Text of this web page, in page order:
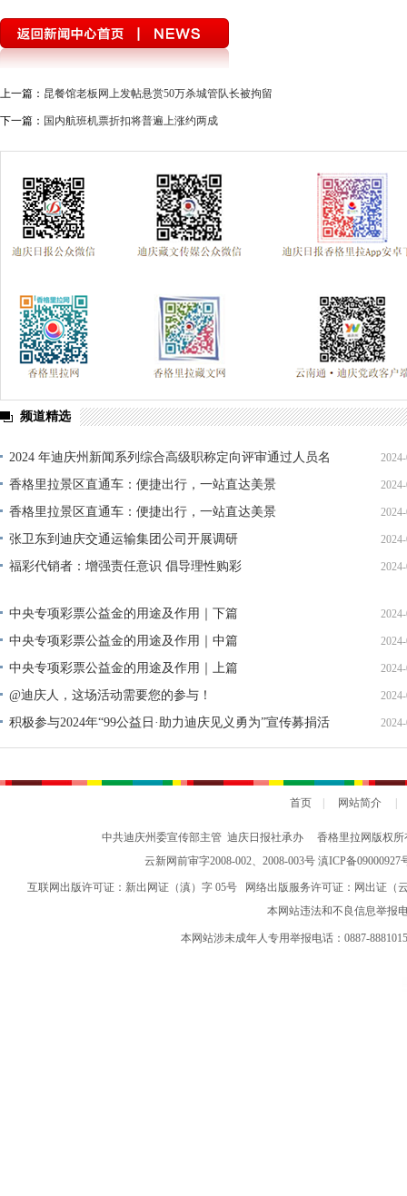
上一篇： 昆餐馆老板网上发帖悬赏50万杀城管队长被拘留
下一篇： 国内航班机票折扣将普遍上涨约两成
频道精选
2024 年迪庆州新闻系列综合高级职称定向评审通过人员名
单公示
香格里拉景区直通车：便捷出行，一站直达美景
香格里拉景区直通车：便捷出行，一站直达美景
张卫东到迪庆交通运输集团公司开展调研
福彩代销者：增强责任意识 倡导理性购彩
中央专项彩票公益金的用途及作用｜下篇
中央专项彩票公益金的用途及作用｜中篇
中央专项彩票公益金的用途及作用｜上篇
@迪庆人，这场活动需要您的参与！
积极参与2024年“99公益日·助力迪庆见义勇为”宣传募捐活
动倡议书